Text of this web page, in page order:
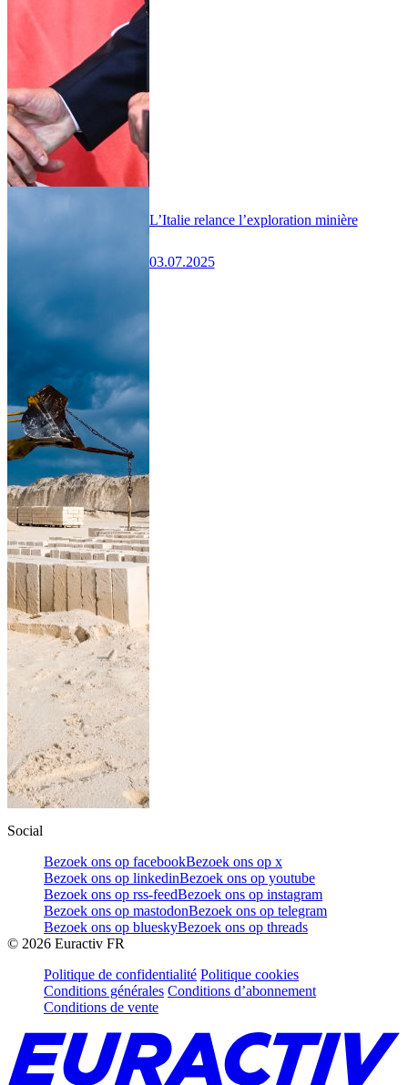
L’Italie relance l’exploration minière
03.07.2025
Social
Bezoek ons op facebookBezoek ons op x
Bezoek ons op linkedinBezoek ons op youtube
Bezoek ons op rss-feedBezoek ons op instagram
Bezoek ons op mastodonBezoek ons op telegram
Bezoek ons op blueskyBezoek ons op threads
© 2026 Euractiv FR
Politique de confidentialité Politique cookies
Conditions générales Conditions d’abonnement
Conditions de vente